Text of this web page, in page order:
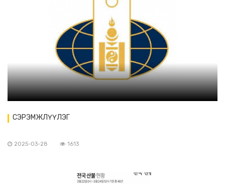
СЭРЭМЖЛҮҮЛЭГ
2025-03-28 1613